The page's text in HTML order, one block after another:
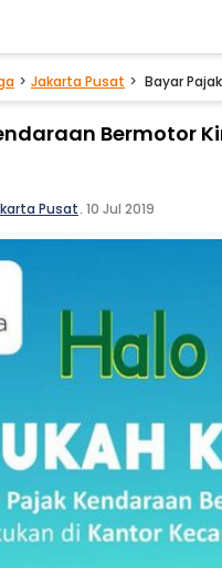
Jakarta Pusat Bayar
Bermotor
Pusat. 10 Jul 2019